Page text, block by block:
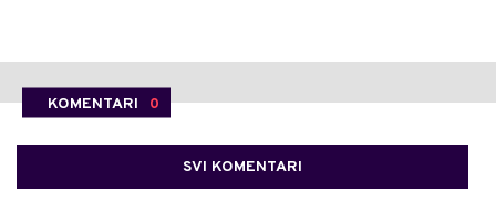
KOMENTARI 0
SVI KOMENTARI